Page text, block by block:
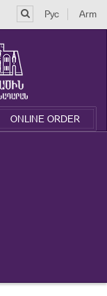
Рус Arm
ONLINE ORDER